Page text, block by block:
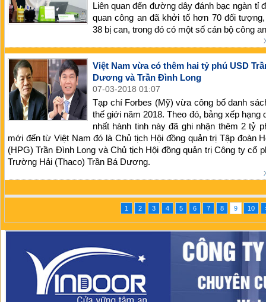
Liên quan đến đường dây đánh bạc ngàn tỉ
quan công an đã khởi tố hơn 70 đối
38 bị can, trong đó có một số cán bộ công an
Việt Nam vừa có thêm hai tỷ phú USD
Dương và Trần Đình Long
07-03-2018 01:07
Tạp chí Forbes (Mỹ) vừa công bố danh
thế giới năm 2018. Theo đó, bảng xếp hạng
nhất hành tinh này đã ghi nhận thêm 2 tỷ
mới đến từ Việt Nam đó là Chủ tịch Hội đồng quản trị Tập đoàn
(HPG) Trần Đình Long và Chủ tịch Hội đồng quản trị Công ty cổ
Trường Hải (Thaco) Trần Bá Dương.
1 2 3 4 5 6 7 8 9 10